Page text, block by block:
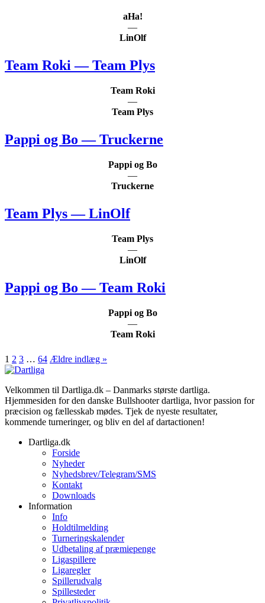
aHa!
—
LinOlf
Team Roki — Team Plys
Team Roki
—
Team Plys
Pappi og Bo — Truckerne
Pappi og Bo
—
Truckerne
Team Plys — LinOlf
Team Plys
—
LinOlf
Pappi og Bo — Team Roki
Pappi og Bo
—
Team Roki
Indlægsinddeling
1 2 3 … 64 Ældre indlæg »
Velkommen til Dartliga.dk – Danmarks største dartliga.
Hjemmesiden for den danske Bullshooter dartliga, hvor passion for
præcision og fællesskab mødes. Tjek de nyeste resultater,
kommende turneringer, og bliv en del af dartactionen!
Dartliga.dk
Forside
Nyheder
Nyhedsbrev/Telegram/SMS
Kontakt
Downloads
Information
Info
Holdtilmelding
Turneringskalender
Udbetaling af præmiepenge
Ligaspillere
Ligaregler
Spillerudvalg
Spillesteder